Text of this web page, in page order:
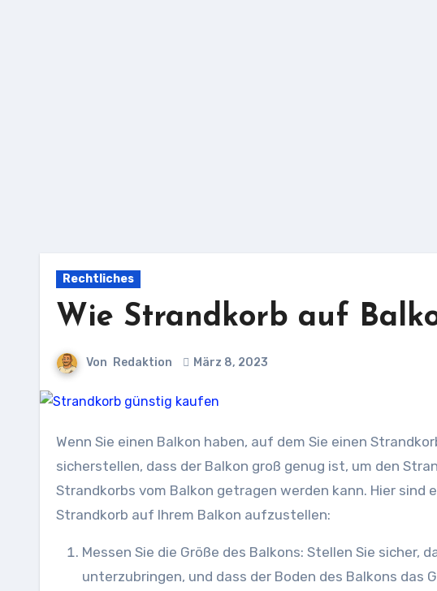
Rechtliches
Wie Strandkorb auf
Von Redaktion März 8, 2023
Wenn Sie einen Balkon haben, auf dem Sie einen Strandkorb aufstellen möchten, sollten Sie zuerst
sicherstellen, dass der Balkon groß genug ist, um den
Strandkorbs vom Balkon getragen werden kann. Hier sind
Strandkorb auf Ihrem Balkon aufzustellen:
Messen Sie die Größe des Balkons: Stellen Sie sicher,
unterzubringen, und dass der Boden des Balkons das